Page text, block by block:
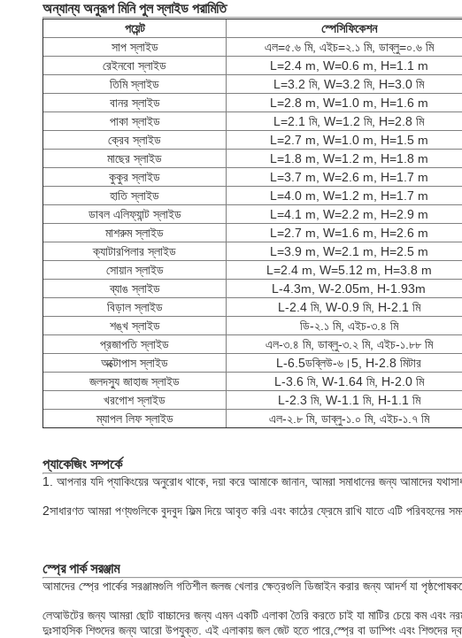
অন্যান্য অনুরূপ মিনি পুল স্লাইড পরামিতি
পয়েন্ট স্পেসিফিকেশন
সাপ স্লাইড
এল=৫.৬ মি, এইচ=২.১ মি, ডাব্লু=০.৬ মি
রেইনবো স্লাইড
L=2.4 m, W=0.6 m, H=1.1 m
তিমি স্লাইড
L=3.2 মি, W=3.2 মি, H=3.0 মি
বানর স্লাইড
L=2.8 m, W=1.0 m, H=1.6 m
পাকা স্লাইড
L=2.1 মি, W=1.2 মি, H=2.8 মি
ক্রেব স্লাইড
L=2.7 m, W=1.0 m, H=1.5 m
মাছের স্লাইড
L=1.8 m, W=1.2 m, H=1.8 m
কুকুর স্লাইড
L=3.7 m, W=2.6 m, H=1.7 m
হাতি স্লাইড
L=4.0 m, W=1.2 m, H=1.7 m
ডাবল এলিফ্যান্ট স্লাইড
L=4.1 m, W=2.2 m, H=2.9 m
মাশরুম স্লাইড
L=2.7 m, W=1.6 m, H=2.6 m
ক্যাটারপিলার স্লাইড
L=3.9 m, W=2.1 m, H=2.5 m
সোয়ান স্লাইড
L=2.4 m, W=5.12 m, H=3.8 m
ব্যাঙ স্লাইড
L-4.3m, W-2.05m, H-1.93m
বিড়াল স্লাইড
L-2.4 মি, W-0.9 মি, H-2.1 মি
শঙ্খ স্লাইড
ডি-২.১ মি, এইচ-৩.৪ মি
প্রজাপতি স্লাইড
এল-৩.৪ মি, ডাব্লু-৩.২ মি, এইচ-১.৮৮ মি
অক্টোপাস স্লাইড
L-6.5ডব্লিউ-৬।5, H-2.8 মিটার
জলদস্যু জাহাজ স্লাইড
L-3.6 মি, W-1.64 মি, H-2.0 মি
খরগোশ স্লাইড
L-2.3 মি, W-1.1 মি, H-1.1 মি
ম্যাপল লিফ স্লাইড
এল-২.৮ মি, ডাব্লু-১.০ মি, এইচ-১.৭ মি
প্যাকেজিং সম্পর্কে
1. আপনার যদি প্যাকিংয়ের অনুরোধ থাকে, দয়া করে আমাকে জানান, আমরা সমাধানের জন্য আমাদের
2সাধারণত আমরা পণ্যগুলিকে বুদবুদ ফিল্ম দিয়ে আবৃত করি এবং কাঠের ফ্রেমে রাখি যাতে এটি পরিবহনের
স্প্রে পার্ক সরঞ্জাম
আমাদের স্প্রে পার্কের সরঞ্জামগুলি গতিশীল জলজ খেলার ক্ষেত্রগুলি ডিজাইন করার জন্য আদর্শ যা
লেআউটের জন্য আমরা ছোট বাচ্চাদের জন্য এমন একটি এলাকা তৈরি করতে চাই যা মাটির চেয়ে কম এবং
দুঃসাহসিক শিশুদের জন্য আরো উপযুক্ত. এই এলাকায় জল জেট হতে পারে,স্প্রে বা ডাম্পিং এবং শিশুদের